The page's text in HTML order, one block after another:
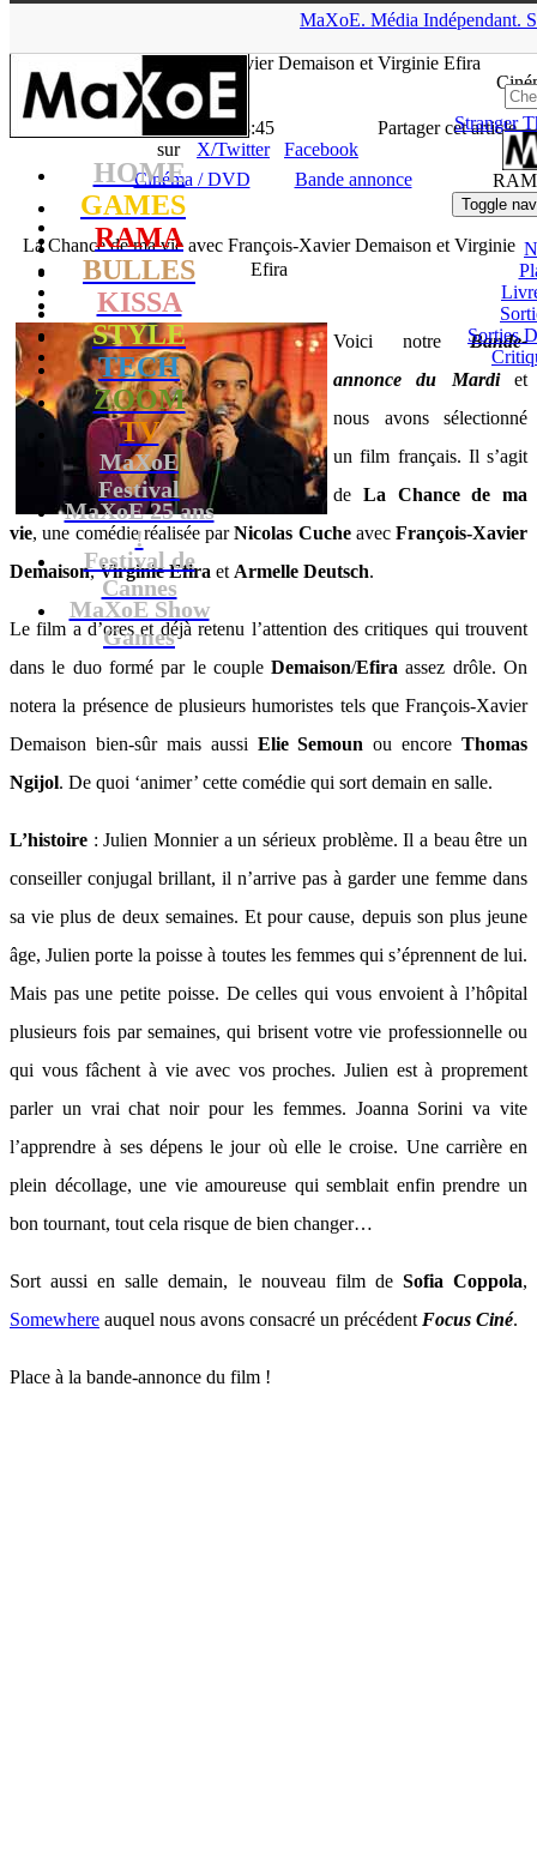
MaXoE. Média Indépendant.
HOME
GAMES
RAMA
BULLES
KISSA
STYLE
TECH
ZOOM
TV
MaXoE
Festival
MaXoE 25 ans
!
Festival de
Cannes
MaXoE Show
Games
Ciné
Stranger
Toggle
Sorties
ma vie avec François-Xavier Demaison et Virginie Efira
- 04.01.11, 18:45
Partager cet article
sur
X/Twitter
Facebook
Cinéma / DVD
Bande annonce
La Chance de ma vie avec François-Xavier Demaison et Virginie
Efira
Voici notreBande-
annonce du Mardiet
nous avons sélectionné
un film français. Il s’agit
de La Chance de ma
vie, une comédie réalisée parNicolas Cucheavec François-Xavier
Demaison,Virginie Efira et Armelle Deutsch.
Le film a d’ores et déjà retenu l’attention des critiques qui trouvent
dans le duo formé par le coupleDemaison/Efiraassez drôle. On
notera la présence de plusieurs humoristes tels que François-Xavier
Demaison bien-sûr mais aussi Elie Semoun ou encore Thomas
Ngijol. De quoi ‘animer’ cette comédie qui sort demain en salle.
L’histoire : Julien Monnier a un sérieux problème. Il a beau être un
conseiller conjugal brillant, il n’arrive pas à garder une femme dans
sa vie plus de deux semaines. Et pour cause, depuis son plus jeune
âge, Julien porte la poisse à toutes les femmes qui s’éprennent de lui.
Mais pas une petite poisse. De celles qui vous envoient à l’hôpital
plusieurs fois par semaines, qui brisent votre vie professionnelle ou
qui vous fâchent à vie avec vos proches. Julien est à proprement
parler un vrai chat noir pour les femmes. Joanna Sorini va vite
l’apprendre à ses dépens le jour où elle le croise. Une carrière en
plein décollage, une vie amoureuse qui semblait enfin prendre un
bon tournant, tout cela risque de bien changer…
Sort aussi en salle demain, le nouveau film de Sofia Coppola,
Somewhere auquel nous avons consacré un précédent Focus Ciné.
Place à la bande-annonce du film !